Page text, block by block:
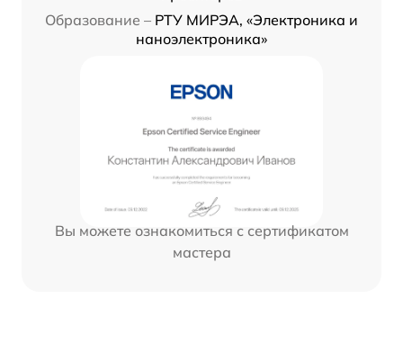
Образование – РТУ МИРЭА, «Электроника и
наноэлектроника»
Вы можете ознакомиться с сертификатом
мастера